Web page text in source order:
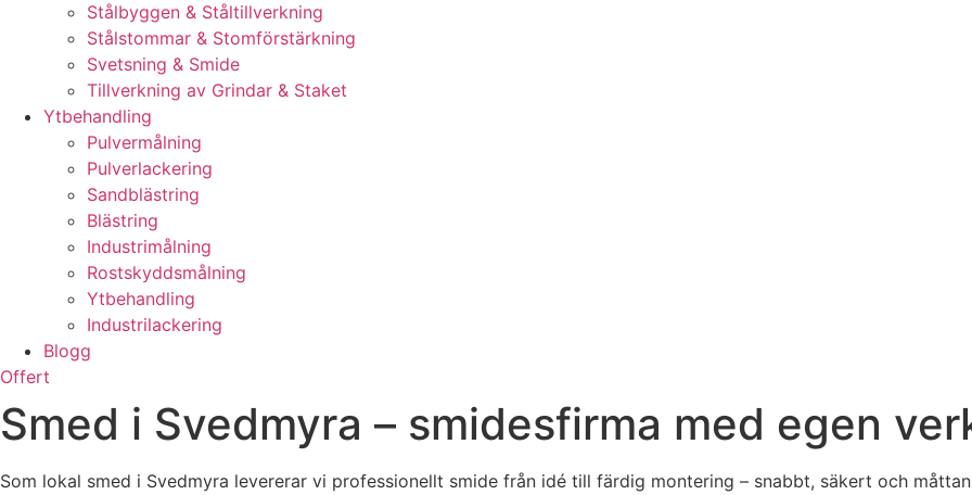
Stålbyggen & Ståltillverkning
Stålstommar & Stomförstärkning
Svetsning & Smide
Tillverkning av Grindar & Staket
Ytbehandling
Pulvermålning
Pulverlackering
Sandblästring
Blästring
Industrimålning
Rostskyddsmålning
Ytbehandling
Industrilackering
Blogg
Offert
Smed i Svedmyra – smidesfirma med egen
Som lokal smed i Svedmyra levererar vi professionellt smide från idé till färdig montering – snabbt, säkert och